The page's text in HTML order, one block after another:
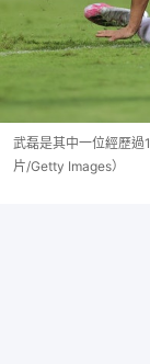
武磊是其中一位經歷過
片/Getty Images）